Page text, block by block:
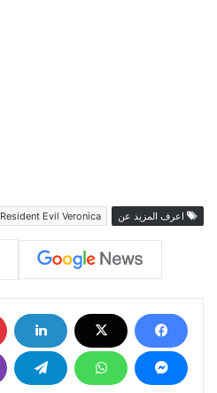
اعرف المزيد عن Resident Evil Veronica